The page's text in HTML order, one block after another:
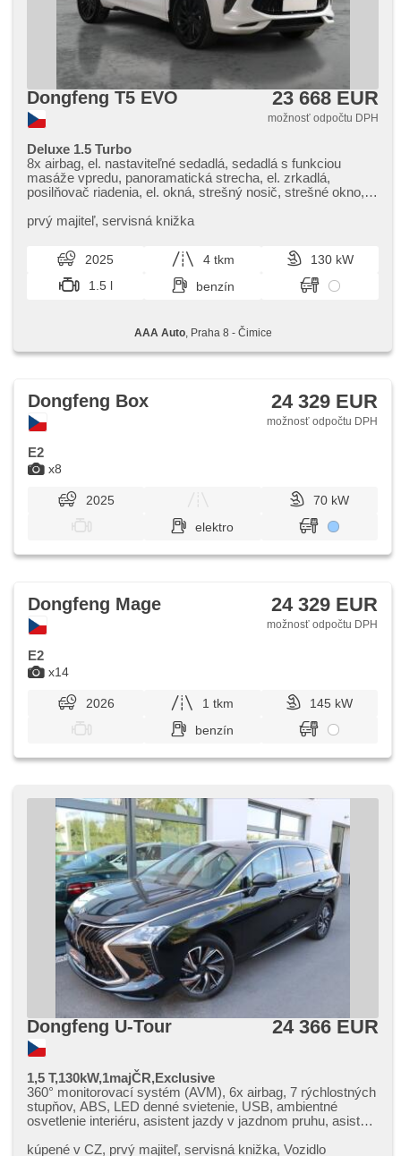
Dongfeng T5 EVO 23 668 EUR
možnosť odpočtu DPH
Deluxe 1.5 Turbo
8x airbag, el. nastaviteľné sedadlá, sedadlá s funkciou
masáže vpredu, panoramatická strecha, el. zrkadlá,
posilňovač riadenia, el. okná, strešný nosič, strešné okno,
kolies (ASR), centrálne zamykanie, palubný počítač,
stieračov, senzor tlaku v pneumatikách, USB, aut.
prevodovka
prvý majiteľ,​ servisná knižka
2025 4 tkm
130 kW
1.5 l
benzín
AAA Auto, Praha 8 - Čimice
x8
Dongfeng Box 24 329 EUR
možnosť odpočtu DPH
E2
2025
70 kW
elektro
x14
Dongfeng Mage 24 329 EUR
možnosť odpočtu DPH
E2
2026 1 tkm
145 kW
benzín
Dongfeng U-Tour 24 366 EUR
1,5 T,130kW,1majČR,Exclusive
360° monitorovací systém (AVM), 6x airbag, 7 rýchlostných
stupňov, ABS, LED denné svietenie, USB, ambientné
osvetlenie interiéru, asistent jazdy v jazdnom pruhu, asistent
prevodovka, aut. zabrždenie v kopci, autorádio, bezkľúčové
kúpené v CZ,​ prvý majiteľ,​ servisná knižka,​ Vozidlo